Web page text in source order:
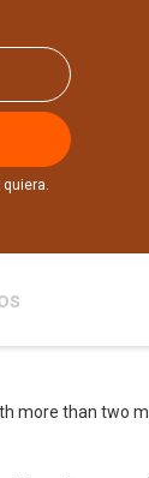
more than two